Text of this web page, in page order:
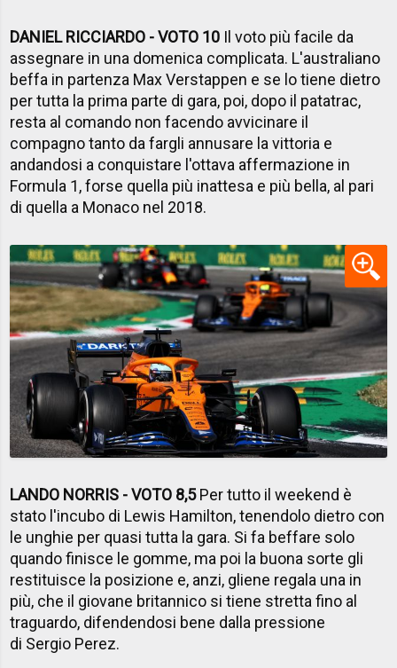
DANIEL RICCIARDO - VOTO 10 Il voto più facile da
assegnare in una domenica complicata. L'australiano
beffa in partenza Max Verstappen e se lo tiene dietro
per tutta la prima parte di gara, poi, dopo il patatrac,
resta al comando non facendo avvicinare il
compagno tanto da fargli annusare la vittoria e
andandosi a conquistare l'ottava affermazione in
Formula 1, forse quella più inattesa e più bella, al pari
di quella a Monaco nel 2018.
LANDO NORRIS - VOTO 8,5Per tutto il weekend è
stato l'incubo di Lewis Hamilton, tenendolo dietro con
le unghie per quasi tutta la gara. Si fa beffare solo
quando finisce le gomme, ma poi la buona sorte gli
restituisce la posizione e, anzi, gliene regala una in
più, che il giovane britannico si tiene stretta fino al
traguardo, difendendosi bene dalla pressione
di Sergio Perez.